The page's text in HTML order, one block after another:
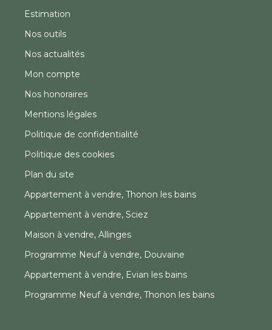
Estimation
Nos outils
Nos actualités
Mon compte
Nos honoraires
Mentions légales
Politique de confidentialité
Politique des cookies
Plan du site
Appartement à vendre, Thonon les bains
Appartement à vendre, Sciez
Maison à vendre, Allinges
Programme Neuf à vendre, Douvaine
Appartement à vendre, Evian les bains
Programme Neuf à vendre, Thonon les bains